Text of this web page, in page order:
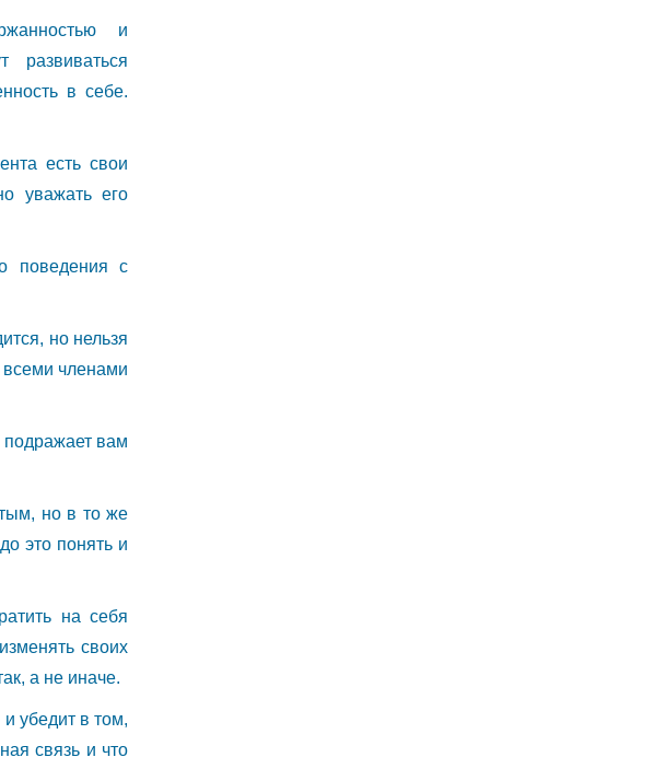
и
в себе.
есть свои
уважать его
поведения с
но нельзя
всеми членами
подражает вам
но в то же
это понять и
на себя
своих
а не иначе.
убедит в том,
связь и что